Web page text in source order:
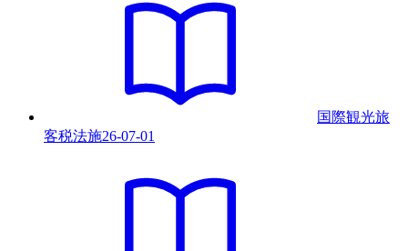
国際観光旅
客税法施26-07-01